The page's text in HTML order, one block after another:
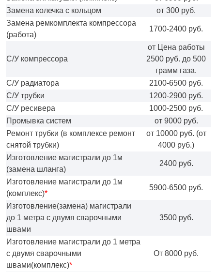
Замена колечка с кольцом
от 300 руб.
Замена ремкомплекта компрессора
(работа)
1700-2400 руб.
С/У компрессора
от Цена работы
2500 руб. до 500
грамм газа.
С/У радиатора
2100-6500 руб.
С/У трубки
1200-2900 руб.
С/У ресивера
1000-2500 руб.
Промывка систем
от 9000 руб.
Ремонт трубки (в комплексе ремонт
снятой трубки)
от 10000 руб. (от
4000 руб.)
Изготовление магистрали до 1м
(замена шланга)
2400 руб.
Изготовление магистрали до 1м
(комплекс)*
5900-6500 руб.
Изготовление(замена) магистрали
до 1 метра с двумя сварочными
швами
3500 руб.
Изготовление магистрали до 1 метра
с двумя сварочными
швами(комплекс)*
От 8000 руб.